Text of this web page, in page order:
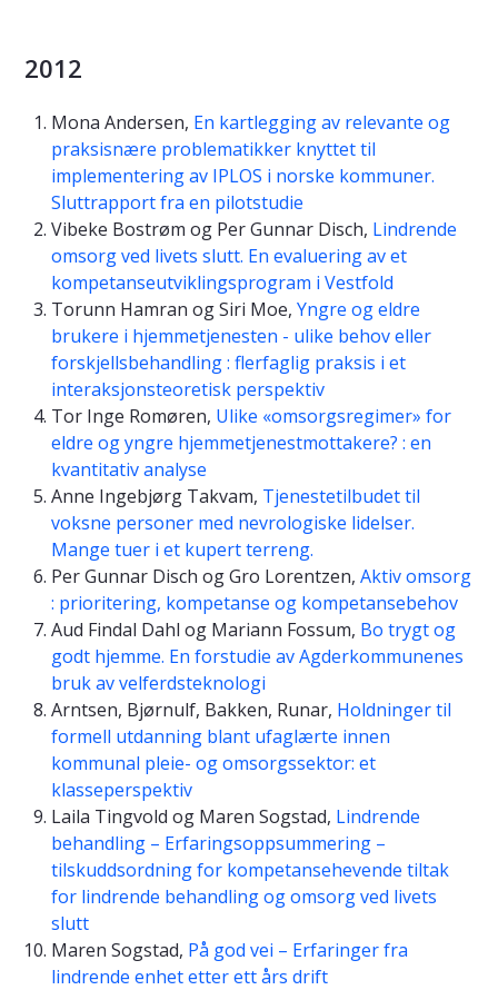
2012
Mona Andersen, En kartlegging av relevante og
praksisnære problematikker knyttet til
implementering av IPLOS i norske kommuner.
Sluttrapport fra en pilotstudie
Vibeke Bostrøm og Per Gunnar Disch, Lindrende
omsorg ved livets slutt. En evaluering av et
kompetanseutviklingsprogram i Vestfold
Torunn Hamran og Siri Moe, Yngre og eldre
brukere i hjemmetjenesten - ulike behov eller
forskjellsbehandling : flerfaglig praksis i et
interaksjonsteoretisk perspektiv
Tor Inge Romøren, Ulike «omsorgsregimer» for
eldre og yngre hjemmetjenestmottakere? : en
kvantitativ analyse
Anne Ingebjørg Takvam, Tjenestetilbudet til
voksne personer med nevrologiske lidelser.
Mange tuer i et kupert terreng.
Per Gunnar Disch og Gro Lorentzen, Aktiv omsorg
: prioritering, kompetanse og kompetansebehov
Aud Findal Dahl og Mariann Fossum, Bo trygt og
godt hjemme. En forstudie av Agderkommunenes
bruk av velferdsteknologi
Arntsen, Bjørnulf, Bakken, Runar, Holdninger til
formell utdanning blant ufaglærte innen
kommunal pleie- og omsorgssektor: et
klasseperspektiv
Laila Tingvold og Maren Sogstad, Lindrende
behandling – Erfaringsoppsummering –
tilskuddsordning for kompetansehevende tiltak
for lindrende behandling og omsorg ved livets
slutt
Maren Sogstad, På god vei – Erfaringer fra
lindrende enhet etter ett års drift